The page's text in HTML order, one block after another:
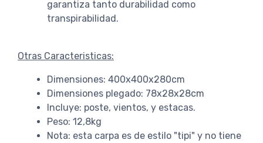
garantiza tanto durabilidad como
transpirabilidad.
Otras Caracteristicas:
Dimensiones: 400x400x280cm
Dimensiones plegado: 78x28x28cm
Incluye: poste, vientos, y estacas.
Peso: 12,8kg
Nota: esta carpa es de estilo "tipi" y no tiene